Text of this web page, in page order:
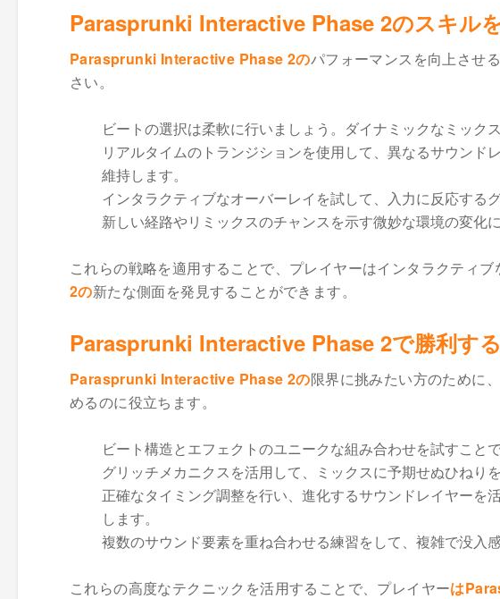
Parasprunki Interactive Phase 2のスキル
Parasprunki Interactive Phase 2のパフォーマンスを向上させ
さい。
ビートの選択は柔軟に行いましょう。ダイナミックなミック
リアルタイムのトランジションを使用して、異なるサウンド
維持します。
インタラクティブなオーバーレイを試して、入力に反応する
新しい経路やリミックスのチャンスを示す微妙な環境の変化
これらの戦略を適用することで、プレイヤーはインタラクティブ
2の新たな側面を発見することができます。
Parasprunki Interactive Phase 2で勝利す
Parasprunki Interactive Phase 2の限界に挑みたい方のために
めるのに役立ちます。
ビート構造とエフェクトのユニークな組み合わせを試すこと
グリッチメカニクスを活用して、ミックスに予期せぬひねりを
正確なタイミング調整を行い、進化するサウンドレイヤーを
します。
複数のサウンド要素を重ね合わせる練習をして、複雑で没入
これらの高度なテクニックを活用することで、プレイヤーは